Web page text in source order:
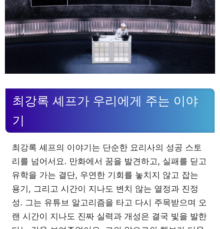
최강록 셰프가 우리에게 주는 이야
기
최강록 셰프의 이야기는 단순한 요리사의 성공 스토
리를 넘어서요. 만화에서 꿈을 발견하고, 실패를 딛고
유학을 가는 결단, 우연한 기회를 놓치지 않고 잡는
용기, 그리고 시간이 지나도 변치 않는 열정과 진정
성. 그는 유튜브 알고리즘을 타고 다시 주목받으며 오
랜 시간이 지나도 진짜 실력과 개성은 결국 빛을 발한